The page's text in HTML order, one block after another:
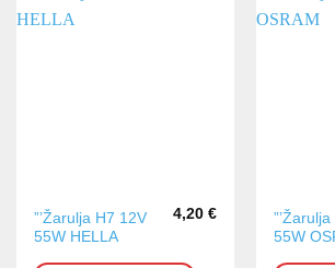
”’Žarulja H7 12V
55W HELLA
4,20 €
55W